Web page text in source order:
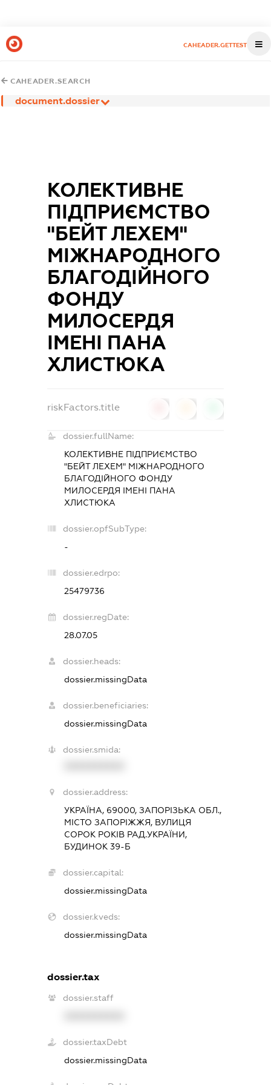
CAHEADER.GETTEST
CAHEADER.SEARCH
document.dossier
КОЛЕКТИВНЕ
ПІДПРИЄМСТВО
"БЕЙТ ЛЕХЕМ"
МІЖНАРОДНОГО
БЛАГОДІЙНОГО
ФОНДУ
МИЛОСЕРДЯ
ІМЕНІ ПАНА
ХЛИСТЮКА
riskFactors.title
dossier.fullName:
КОЛЕКТИВНЕ ПІДПРИЄМСТВО
"БЕЙТ ЛЕХЕМ" МІЖНАРОДНОГО
БЛАГОДІЙНОГО ФОНДУ
МИЛОСЕРДЯ ІМЕНІ ПАНА
ХЛИСТЮКА
dossier.opfSubType:
-
dossier.edrpo:
25479736
dossier.regDate:
28.07.05
dossier.heads:
dossier.missingData
dossier.beneficiaries:
dossier.missingData
dossier.smida:
dossier.address:
УКРАЇНА, 69000, ЗАПОРІЗЬКА ОБЛ.,
МІСТО ЗАПОРІЖЖЯ, ВУЛИЦЯ
СОРОК РОКІВ РАД.УКРАЇНИ,
БУДИНОК 39-Б
dossier.capital:
dossier.missingData
dossier.kveds:
dossier.missingData
dossier.tax
dossier.staff
dossier.taxDebt
dossier.missingData